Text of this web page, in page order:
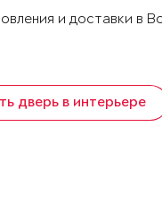
и доставки в
дверь в интерьере